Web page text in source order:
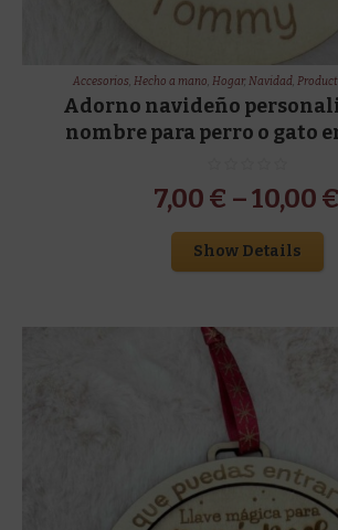
Accesorios,Hecho a mano,Hogar,Navidad,
Adorno navideño
nombre para perro o gato
7,00 € –10,00 €
Show Details